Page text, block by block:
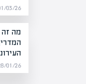
01/03/26 | מערכת
מה זה
28/01/26 | מערכת